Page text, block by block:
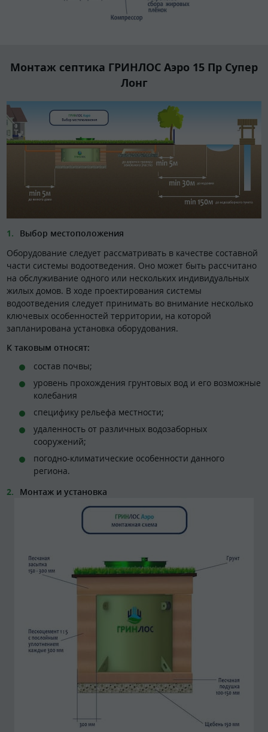
Монтаж септика ГРИНЛОС Аэро 15 Пр Супер
Лонг
Выбор местоположения
Оборудование следует рассматривать в качестве составной
части системы водоотведения. Оно может быть рассчитано
на обслуживание одного или нескольких индивидуальных
жилых домов. В ходе проектирования системы
водоотведения следует принимать во внимание несколько
ключевых особенностей территории, на которой
запланирована установка оборудования.
К таковым относят:
состав почвы;
уровень прохождения грунтовых вод и его возможные
колебания
специфику рельефа местности;
удаленность от различных водозаборных
сооружений;
погодно-климатические особенности данного
региона.
Монтаж и установка